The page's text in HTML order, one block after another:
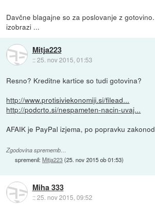
Davčne blagajne so za poslovanje z
izobrazi ...
Mitja223
::25. nov 2015, 01:53
Resno? Kreditne kartice so tudi gotovina?
http://www.protisiviekonomiji.si/filead...
http://podcrto.si/nespameten-nacin-uvaj...
AFAIK je PayPal izjema, po popravku
Zgodovina sprememb…
spremenil:Mitja223(25. nov 2015 ob 01:53)
Miha 333
::25. nov 2015, 09:52